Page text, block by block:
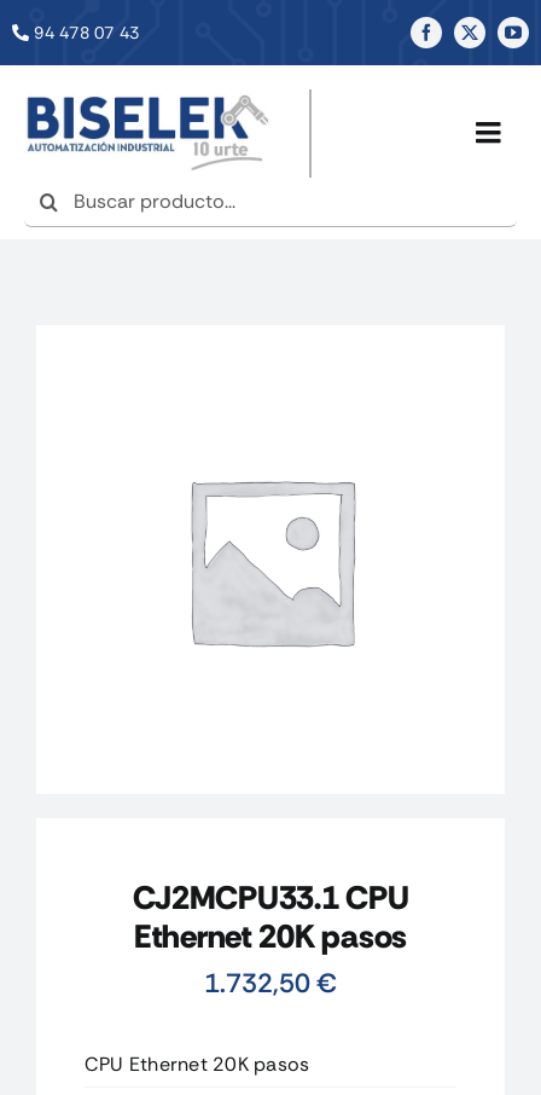
94 478 07 43
Buscar:
INICIO
CJ2MCPU33.1 CPU
Ethernet 20K pasos
1.732,50€
CPU Ethernet 20K pasos